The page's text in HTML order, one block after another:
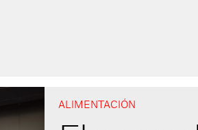
ALIMENTACIÓN